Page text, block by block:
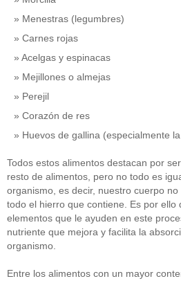
Menestras (legumbres)
Carnes rojas
Acelgas y espinacas
Mejillones o almejas
Perejil
Corazón de res
Huevos de gallina (especialmente
Todos estos alimentos destacan por
resto de alimentos, pero no todo es
organismo, es decir, nuestro cuerpo
todo el hierro que contiene. Es por ello
elementos que le ayuden en este
nutriente que mejora y facilita la
organismo.
Entre los alimentos con un mayor